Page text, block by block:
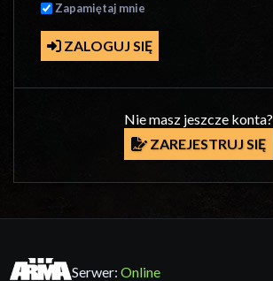
Zapamiętaj mnie
ZALOGUJ SIĘ
Nie masz jeszcze konta?
ZAREJESTRUJ SIĘ
Serwer:Online